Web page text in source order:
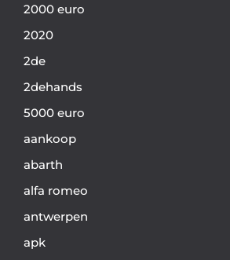
2000 euro
2020
2de
2dehands
5000 euro
aankoop
abarth
alfa romeo
antwerpen
apk